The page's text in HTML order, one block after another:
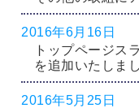
2016年6月16日
トップページス
を追加いたしま
2016年5月25日